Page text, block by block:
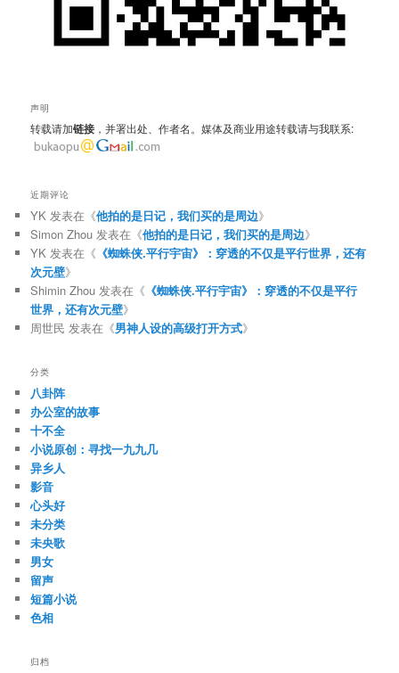
声明
转载请加链接 ，并署出处、作者名。媒体及商业用途转载请与我联系:
近期评论
YK 发表在《他拍的是日记，我们买的是周边》
Simon Zhou 发表在《他拍的是日记，我们买的是周边》
YK 发表在《 《蜘蛛侠.平行宇宙》：穿透的不仅是平行世界，还有
次元壁》
Shimin Zhou 发表在《 《蜘蛛侠.平行宇宙》：穿透的不仅是平行
世界，还有次元壁》
周世民 发表在《男神人设的高级打开方式》
分类
八卦阵
办公室的故事
十不全
小说原创：寻找一九九几
异乡人
影音
心头好
未分类
未央歌
男女
留声
短篇小说
色相
归档